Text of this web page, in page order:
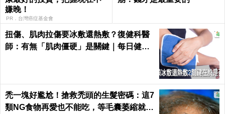
嫌晚！
PR．台灣癌症基金會
扭傷、肌肉拉傷要冰敷還熱敷？復健科醫
師：有無「肌肉僵硬」是關鍵｜每日健康
禿一塊好尷尬！搶救禿頭的生髮密碼：這7
類NG食物再愛也不能吃，等毛囊萎縮就來